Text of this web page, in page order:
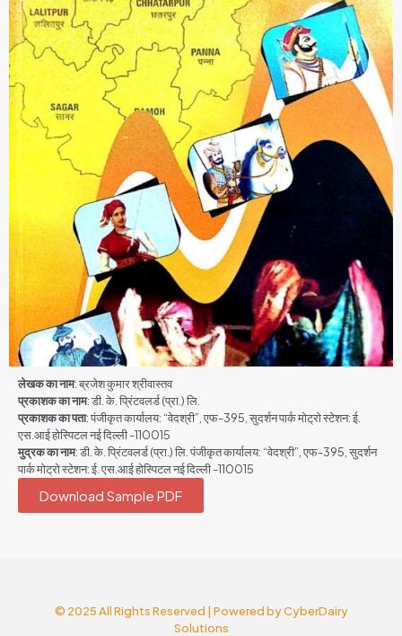
लेखक का नाम: ब्रजेश कुमार श्रीवास्तव
प्रकाशक का नाम: डी. के. प्रिंटवलर्ड (प्रा.) लि.
प्रकाशक का पता: पंजीकृत कार्यालय: “वेदश्री”, एफ-395, सुदर्शन पार्क मोट्रो स्टेशन: ई.
एस.आई होस्पिटल नई दिल्ली -110015
मुद्रक का नाम: डी. के. प्रिंटवलर्ड (प्रा.) लि. पंजीकृत कार्यालय: “वेदश्री”, एफ-395, सुदर्शन
पार्क मोट्रो स्टेशन: ई. एस.आई होस्पिटल नई दिल्ली -110015
Download Sample PDF
© 2025 All Rights Reserved | Powered byCyberDairy
Solutions